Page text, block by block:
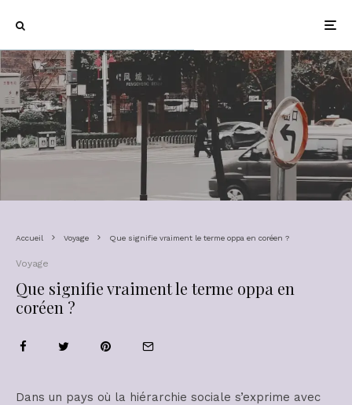
Accueil Voyage Que signifie vraiment le terme oppa en coréen ?
Voyage
Que signifie vraiment le terme oppa en
coréen ?
Dans un pays où la hiérarchie sociale s’exprime avec